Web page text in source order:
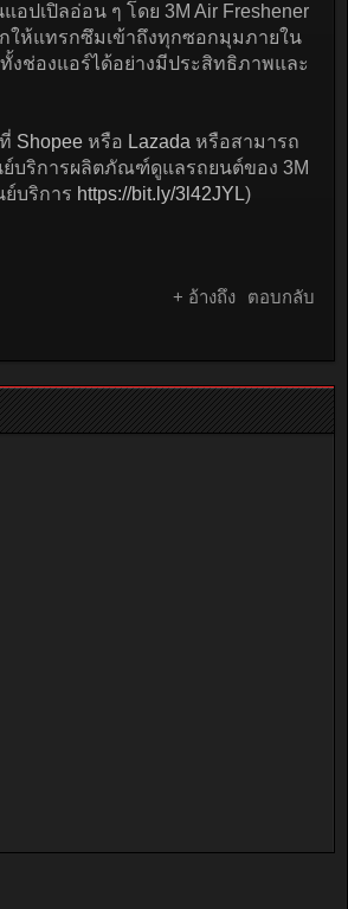
ปเปิลอ่อน ๆ โดย 3M Air Freshener
ให้แทรกซึมเข้าถึงทุกซอกมุมภายใน
งช่องแอร์ได้อย่างมีประสิทธิภาพและ
Shopee หรือ Lazada หรือสามารถ
ย์บริการผลิตภัณฑ์ดูแลรถยนต์ของ 3M
ย์บริการ https://bit.ly/3l42JYL)
+ อ้างถึง ตอบกลับ